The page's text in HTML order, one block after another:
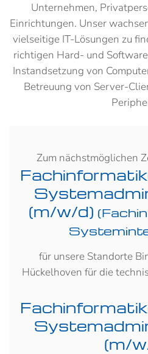
Unternehmen,
Einrichtungen. Unser
vielseitige IT-Lösungen zu
richtigen Hard- und
Instandsetzung von
Betreuung von Server-
Zum nächstmöglichen
(m/w/d)
für unsere Standorte
Hückelhoven für die
(m/